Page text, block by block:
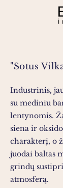
"Sotus
Industrinis,
su mediniu
lentynomis.
siena ir
charakterį, o
juodai baltas
grindų
atmosferą.